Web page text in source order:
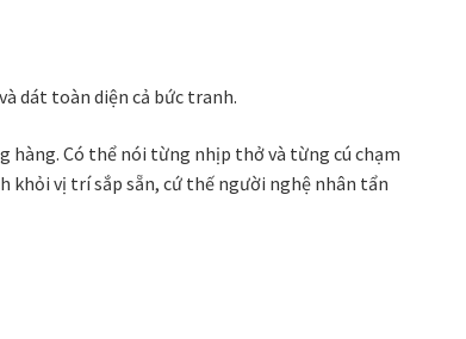
dát toàn diện cả bức tranh.
hàng. Có thể nói từng nhịp thở và từng cú chạm
khỏi vị trí sắp sẵn, cứ thế người nghệ nhân tẩn